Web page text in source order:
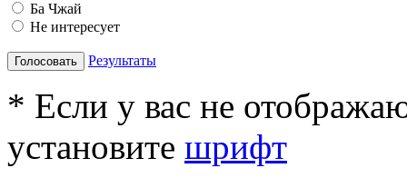
Ба Чжай
Не интересует
Голосовать Результаты
* Если у вас не
установите шрифт